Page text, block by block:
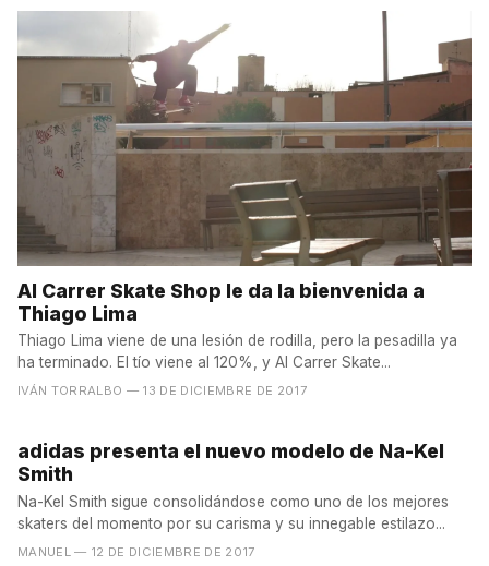
Al Carrer Skate Shop le da la bienvenida a
Thiago Lima
Thiago Lima viene de una lesión de rodilla, pero la pesadilla ya
ha terminado. El tío viene al 120%, y Al Carrer Skate...
IVÁN TORRALBO — 13 DE DICIEMBRE DE 2017
adidas presenta el nuevo modelo de Na-Kel
Smith
Na-Kel Smith sigue consolidándose como uno de los mejores
skaters del momento por su carisma y su innegable estilazo...
MANUEL — 12 DE DICIEMBRE DE 2017